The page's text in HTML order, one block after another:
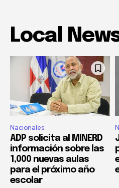
Local
Nacionales
ADP solicita al MINERD
información sobre las
1,000 nuevas aulas
para el próximo año
escolar